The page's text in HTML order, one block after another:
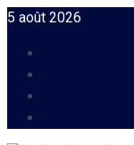
Skip
content
5 août 2026